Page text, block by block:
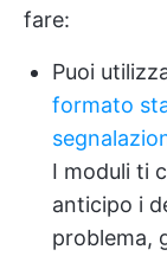
fare:
Puoi
formato
I moduli ti
anticipo i
problema,